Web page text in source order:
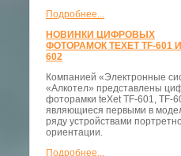
Подробнее...
НОВИНКИ ЦИФРОВЫХ
ФОТОРАМОК TEXET TF-601
602
Компанией «Электронные
«Алкотел» представлены
фоторамки teXet TF-601, TF-
являющиеся первыми в
ряду устройствами
ориентации.
Подробнее...